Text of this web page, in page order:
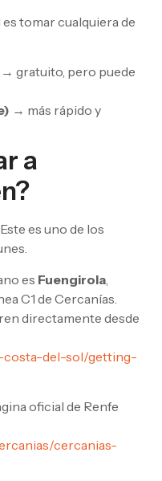
tomar cualquiera de
→ gratuito, pero puede
→ más rápido y
a
es uno de los
es Fuengirola
C1 de Cercanías.
directamente desde
costa-del-sol/getting-
oficial de Renfe
cercanias-